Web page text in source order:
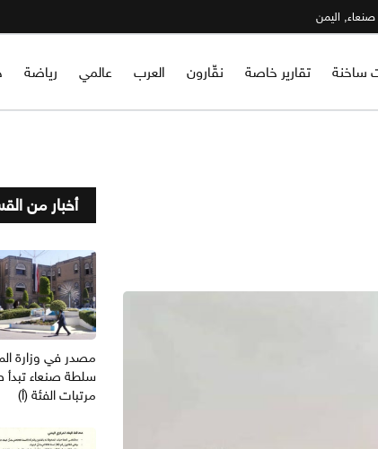
ساخنة تقارير خاصة نقّارون العرب عالمي رياضة
أخبار من
مصدر في وزارة
سلطة صنعاء
مرتبات الفئة (أ)